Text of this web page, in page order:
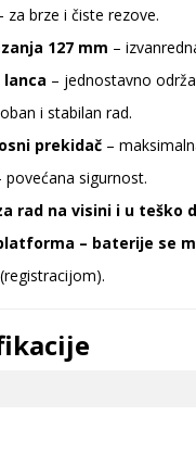
za brze i čiste rezove.
127 mm –
– jednostavno
i stabilan rad.
prekidač –
povećana sigurnost.
rad na visini i u teško
platforma – baterije se
(registracijom).